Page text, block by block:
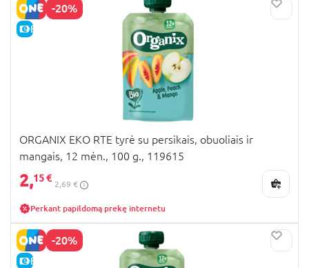
-20%
E-KAINA
ORGANIX EKO RTE tyrė su persikais, obuoliais ir
mangais, 12 mėn., 100 g., 119615
2,15 €
2,69 €
Perkant papildomą prekę internetu
-20%
E-KAINA